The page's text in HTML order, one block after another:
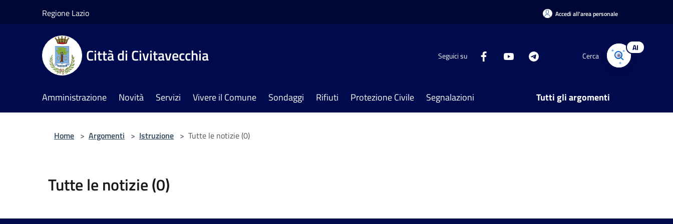
Regione Lazio Accedi all'area personale
Città di Civitavecchia Seguici su Cerca
AI
Amministrazione Novità Servizi Vivere il Comune Sondaggi Rifiuti Protezione Civile Segnalazioni Tutti gli argomenti
Home > Argomenti > Istruzione > Tutte le notizie (0)
Tutte le notizie (0)